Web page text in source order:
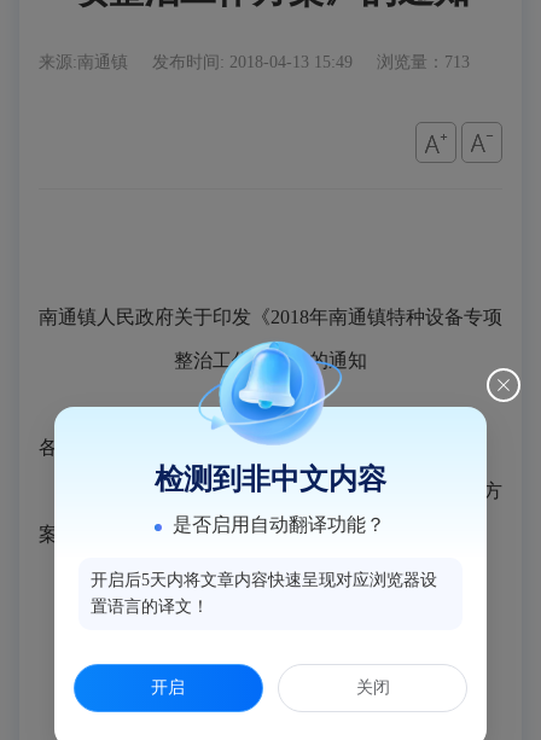
来源:南通镇 发布时间: 2018-04-13 15:49 浏览量：713
南通镇人民政府关于印发《2018年南通镇特种设备专项
整治工作方案》的通知
各村 委会、镇直有关单位：
2018年南通镇特种设备专项整治工作方
案》印发给你们，请认真贯彻执行。
特此通知
南通镇人民政府
检测到非中文内容
是否启用自动翻译功能？
开启后5天内将文章内容快速呈现对应浏览器设
置语言的译文！
开启 关闭